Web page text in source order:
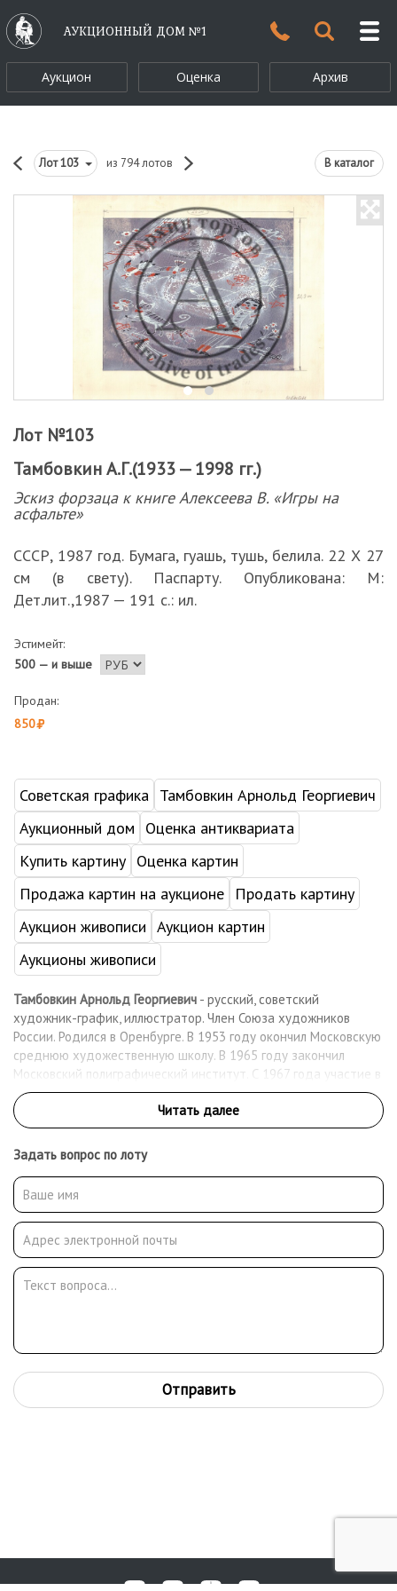
АУКЦИОННЫЙ ДОМ №1
Аукцион Оценка Архив
Лот103 из 794 лотов В каталог
Лот №103
Тамбовкин А.Г.(1933 — 1998 гг.)
Эскиз форзаца к книге Алексеева В. «Игры на
асфальте»
СССР, 1987 год. Бумага, гуашь, тушь, белила. 22 Х 27
см (в свету). Паспарту. Опубликована: М:
Дет.лит.,1987 — 191 с.: ил.
Эстимейт:
500 — и выше
Продан:
850
Советская графика Тамбовкин Арнольд Георгиевич
Аукционный дом
Оценка антиквариата
Купить картину Оценка картин
Продажа картин на аукционе
Продать картину
Аукцион живописи Аукцион картин
Аукционы живописи
Тамбовкин Арнольд Георгиевич - русский, советский
художник-график, иллюстратор. Член Союза художников
России. Родился в Оренбурге. В 1953 году окончил Московскую
среднюю художественную школу. В 1965 году закончил
Московский полиграфический институт. С 1967 года участие в
книжных выставках. Более 30 лет иллюстрировал книги
издательств «Детская литература» и «Молодая гвардия».
Проиллюстрировал более 200 книг для детей и юношества, в
числе которых: Евгений Коковин «Динь-Даг»(1963), Валерий
Алексеев «Игры на асфальте»(1987), Ариадна Громова «Мы
одной крови-ты и я!»(1967), Валерий Медведев «Баранкин,
будь человеком!», «Фантазии Баранкина»(1978), «Звонок на
перемену»(1982), Николай Носов «Приключения Толи
Клюквина»(1983), Самуил Маршак «Волга-Вазуза» (1979), Юрий
Яковлев «Последний фейерверк»(1989), Александр Смуров
«Рассказ о плавающем острове»(1963), Кэлин Груя «Дорога
рассказывает сказки»(1966), Эмилио Сальгари «Черный
Задать вопрос по лоту
Отправить